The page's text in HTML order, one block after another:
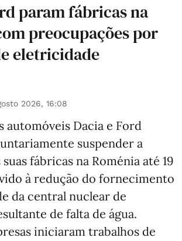
param fábricas na
preocupações por
eletricidade
2026, 16:08
automóveis Dacia e Ford
suspender a
fábricas na Roménia até 19
à redução do fornecimento
da central nuclear de
de falta de água.
iniciaram trabalhos de